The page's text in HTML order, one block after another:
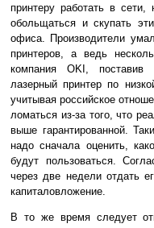
принтеру работать в сети,
обольщаться и скупать
офиса. Производители
принтеров, а ведь
компания OKI, поставив
лазерный принтер по
учитывая российское
ломаться из-за того, что
выше гарантированной.
надо сначала оценить,
будут пользоваться.
через две недели отдать
капиталовложение.
В то же время следует